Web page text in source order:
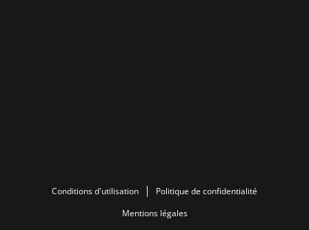
Conditions d'utilisation
Politique de confidentialité
Mentions légales